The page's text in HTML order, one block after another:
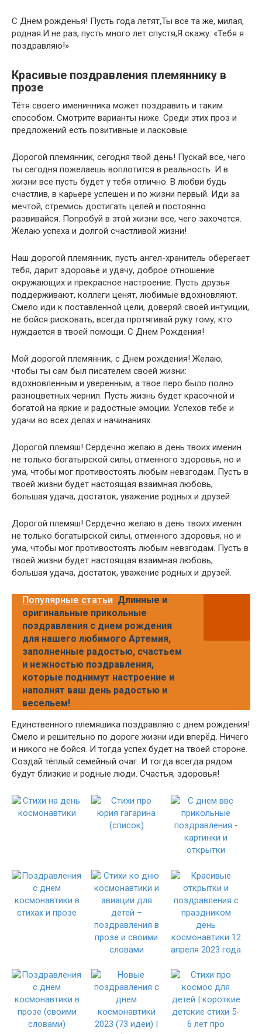
С Днем рожденья! Пусть года летят,Ты все та же, милая,
родная.И не раз, пусть много лет спустя,Я скажу: «Тебя я
поздравляю!»
Красивые поздравления племяннику в
прозе
Тётя своего именинника может поздравить и таким
способом. Смотрите варианты ниже. Среди этих проз и
предложений есть позитивные и ласковые.
Дорогой племянник, сегодня твой день! Пускай все, чего
ты сегодня пожелаешь воплотится в реальность. И в
жизни все пусть будет у тебя отлично. В любви будь
счастлив, в карьере успешен и по жизни первый. Иди за
мечтой, стремись достигать целей и постоянно
развивайся. Попробуй в этой жизни все, чего захочется.
Желаю успеха и долгой счастливой жизни!
Наш дорогой племянник, пусть ангел-хранитель оберегает
тебя, дарит здоровье и удачу, доброе отношение
окружающих и прекрасное настроение. Пусть друзья
поддерживают, коллеги ценят, любимые вдохновляют.
Смело иди к поставленной цели, доверяй своей интуиции,
не бойся рисковать, всегда протягивай руку тому, кто
нуждается в твоей помощи. С Днем Рождения!
Мой дорогой племянник, с Днем рождения! Желаю,
чтобы ты сам был писателем своей жизни:
вдохновленным и уверенным, а твое перо было полно
разноцветных чернил. Пусть жизнь будет красочной и
богатой на яркие и радостные эмоции. Успехов тебе и
удачи во всех делах и начинаниях.
Дорогой племяш! Сердечно желаю в день твоих именин
не только богатырской силы, отменного здоровья, но и
ума, чтобы мог противостоять любым невзгодам. Пусть в
твоей жизни будет настоящая взаимная любовь,
большая удача, достаток, уважение родных и друзей.
Дорогой племяш! Сердечно желаю в день твоих именин
не только богатырской силы, отменного здоровья, но и
ума, чтобы мог противостоять любым невзгодам. Пусть в
твоей жизни будет настоящая взаимная любовь,
большая удача, достаток, уважение родных и друзей.
Популярные статьи Длинные и
оригинальные прикольные
поздравления с днем рождения
для нашего любимого Артемия,
заполненные радостью, счастьем
и нежностью поздравления,
которые поднимут настроение и
наполнят ваш день радостью и
весельем!
Единственного племяшика поздравляю с днем рождения!
Смело и решительно по дороге жизни иди вперёд. Ничего
и никого не бойся. И тогда успех будет на твоей стороне.
Создай тёплый семейный очаг. И тогда всегда рядом
будут близкие и родные люди. Счастья, здоровья!